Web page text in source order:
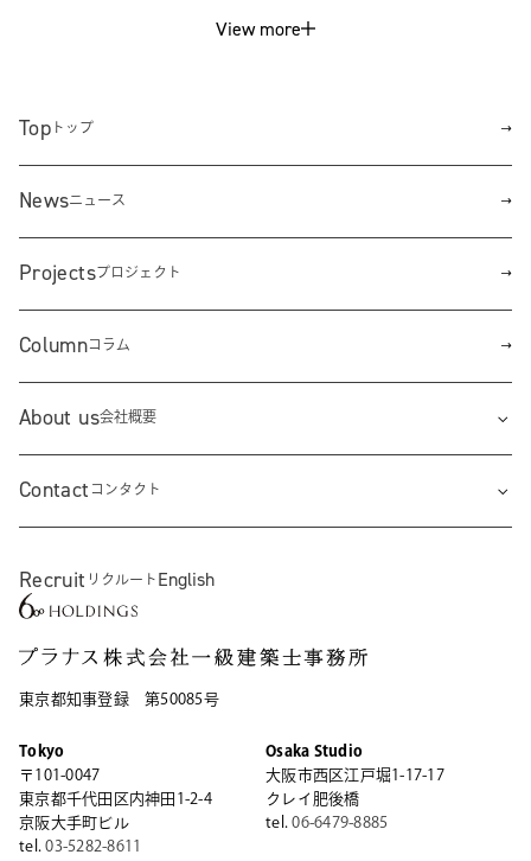
View more
Top トップ
Projectsプロジェクト
About us会社概要
Newsニュース
Columnコラム
Contact コンタクト
Recruit リクルート English
東京都知事登録 第50085号
Tokyo
〒101-0047
東京都千代田区内神田1-2-4
京阪大手町ビル
tel.03-5282-8611
Osaka Studio
大阪市西区江戸堀1-17-17
クレイ肥後橋
tel.06-6479-8885